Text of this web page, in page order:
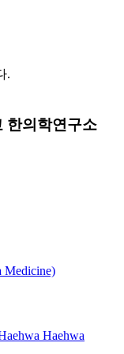
.
한의학연구소
Medicine)
Haehwa